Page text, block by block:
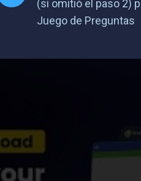
(si omitió el paso 2)
Juego de Preguntas